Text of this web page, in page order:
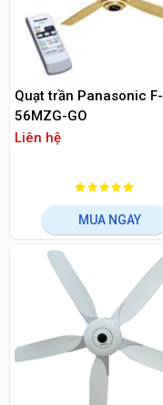
Quạt trần Panasonic F-
56MZG-GO
Liên hệ
MUA NGAY